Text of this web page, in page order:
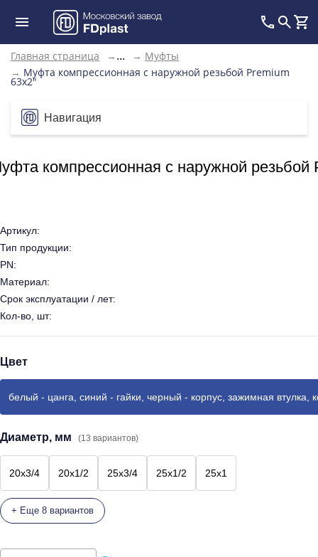
Главная страница → ... → Муфты
→ Муфта компрессионная с наружной резьбой Premium
63x2"
Навигация
компрессионная с наружной резьбой
Артикул:
Тип продукции:
PN:
Материал:
Срок эксплуатации / лет:
Кол-во, шт:
Цвет
белый - цанга, синий - гайки, черный - корпус, зажимная втулка,
Диаметр, мм (13 вариантов)
20x3/4 20x1/2 25x3/4 25x1/2 25x1
+ Еще 8 вариантов